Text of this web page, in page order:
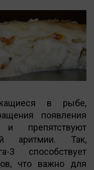
в рыбе,
появления
и препятствуют
аритмии. Так,
3 способствует
что важно для